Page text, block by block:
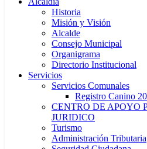
Historia
Misión y Visión
Alcalde
Consejo Municipal
Organigrama
Directorio Institucional
Servicios
Servicios Comunales
Registro Canino
CENTRO DE APOYO
JURIDICO
Turismo
Administración Tributaria